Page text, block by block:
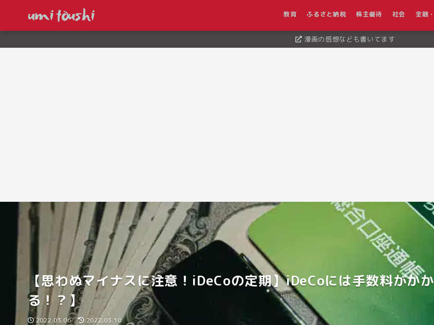
教育 ふるさと納税 株主優待 社会 金融
漫画の感想なども書いてます
【思わぬマイナスに注意！iDeCoの定期】iDeCoには手数料がか
る！？】
2022.03.06
2022.03.10